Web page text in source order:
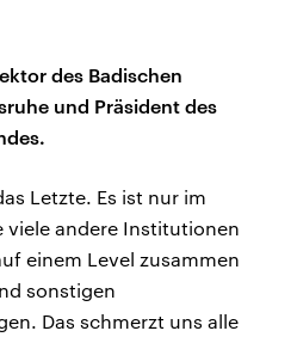
des Badischen
und Präsident des
Letzte. Es ist nur im
viele andere Institutionen
einem Level zusammen
sonstigen
Das schmerzt uns alle